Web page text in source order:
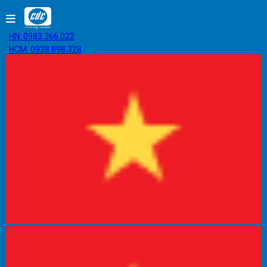
HN: 0983.366.022
HCM: 0938.898.328